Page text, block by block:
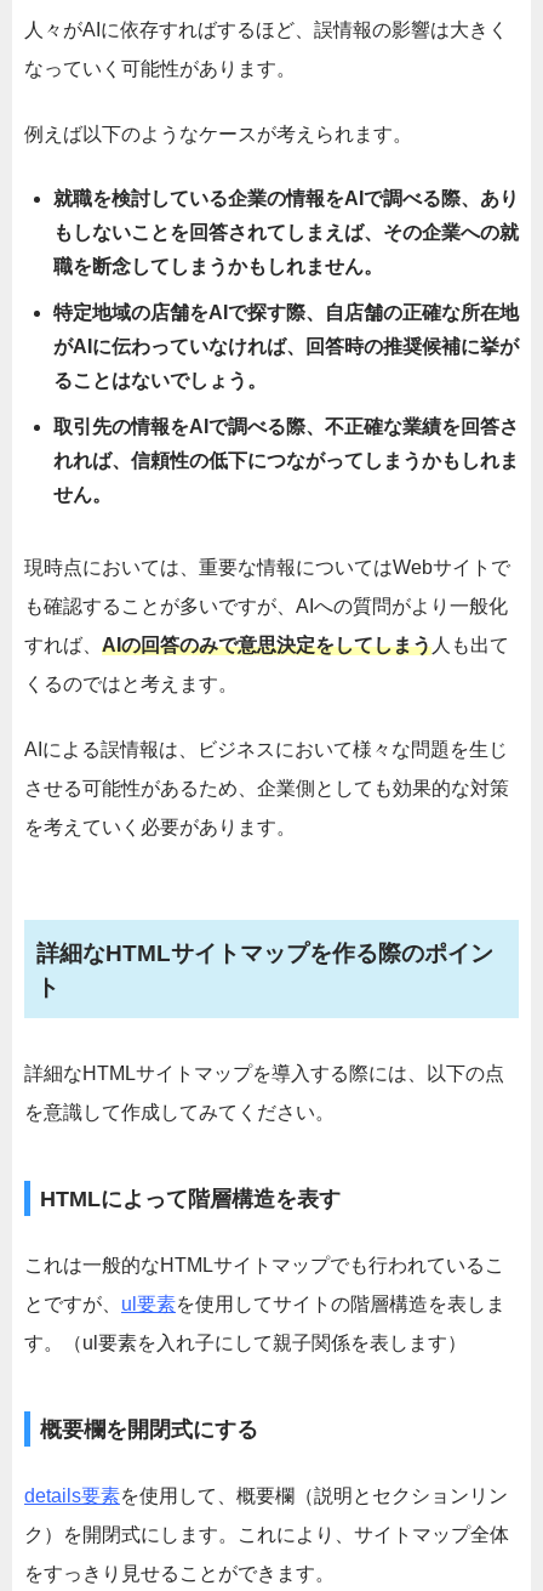
人々がAIに依存すればするほど、誤情報の影響は大きく
なっていく可能性があります。
例えば以下のようなケースが考えられます。
就職を検討している企業の情報をAIで調べる際、あり
もしないことを回答されてしまえば、その企業への就
職を断念してしまうかもしれません。
特定地域の店舗をAIで探す際、自店舗の正確な所在地
がAIに伝わっていなければ、回答時の推奨候補に挙が
ることはないでしょう。
取引先の情報をAIで調べる際、不正確な業績を回答さ
れれば、信頼性の低下につながってしまうかもしれま
せん。
現時点においては、重要な情報についてはWebサイトで
も確認することが多いですが、AIへの質問がより一般化
すれば、 AIの回答のみで意思決定をしてしまう人も出て
くるのではと考えます。
AIによる誤情報は、ビジネスにおいて様々な問題を生じ
させる可能性があるため、企業側としても効果的な対策
を考えていく必要があります。
詳細なHTMLサイトマップを作る際のポイン
ト
詳細なHTMLサイトマップを導入する際には、以下の点
を意識して作成してみてください。
HTMLによって階層構造を表す
これは一般的なHTMLサイトマップでも行われているこ
とですが、 ul要素を使用してサイトの階層構造を表しま
す。（ul要素を入れ子にして親子関係を表します）
概要欄を開閉式にする
details要素を使用して、概要欄（説明とセクションリン
ク）を開閉式にします。これにより、サイトマップ全体
をすっきり見せることができます。